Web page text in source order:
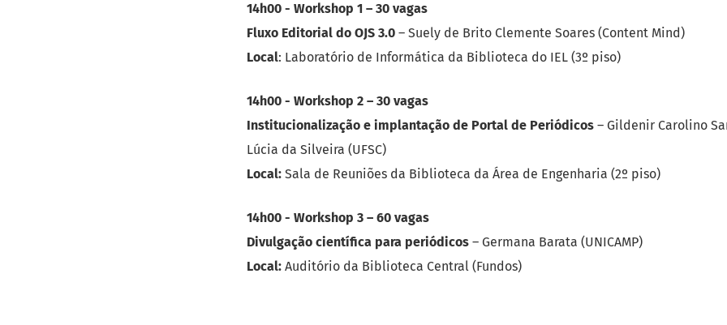
14h00 - Workshop 1 – 30 vagas
Fluxo Editorial do OJS 3.0 – Suely de Brito Clemente Soares (Content Mind)
Local: Laboratório de Informática da Biblioteca do IEL (3º piso)
14h00 - Workshop 2 – 30 vagas
Institucionalização e implantação de Portal de Periódicos – Gildenir Carolino
Lúcia da Silveira (UFSC)
Local: Sala de Reuniões da Biblioteca da Área de Engenharia (2º piso)
14h00 - Workshop 3 – 60 vagas
Divulgação científica para periódicos – Germana Barata (UNICAMP)
Local: Auditório da Biblioteca Central (Fundos)